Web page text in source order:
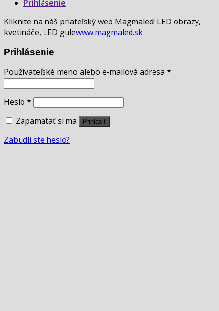
Prihlásenie
Kliknite na náš priateľský web Magmaled! LED obrazy,
kvetináče, LED gulewww.magmaled.sk
Prihlásenie
Používateľské meno alebo e-mailová adresa *
Heslo *
Zapamätať si ma
Prihlásiť
Zabudli ste heslo?